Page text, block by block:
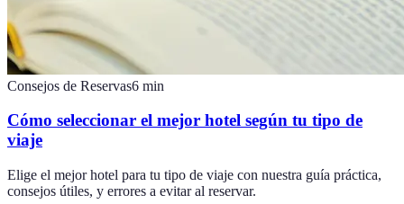
Consejos de Reservas6 min
Cómo seleccionar el mejor hotel según tu tipo de
viaje
Elige el mejor hotel para tu tipo de viaje con nuestra guía práctica,
consejos útiles, y errores a evitar al reservar.